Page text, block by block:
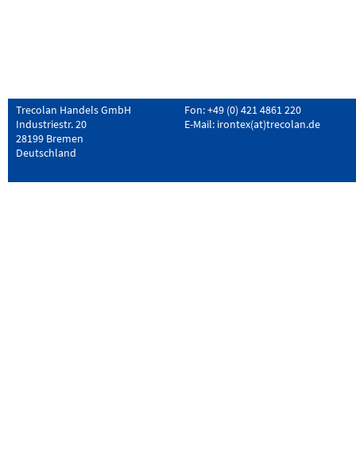
Trecolan Handels GmbH
Industriestr. 20
28199 Bremen
Deutschland
Fon: +49 (0) 421 4861 220
E-Mail: irontex(at)trecolan.de